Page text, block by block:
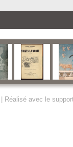
Réalisé avec le